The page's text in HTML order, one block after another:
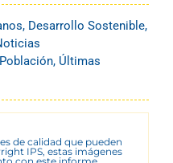
, Desarrollo Sostenible,
Población, Últimas
de calidad que pueden
IPS, estas imágenes